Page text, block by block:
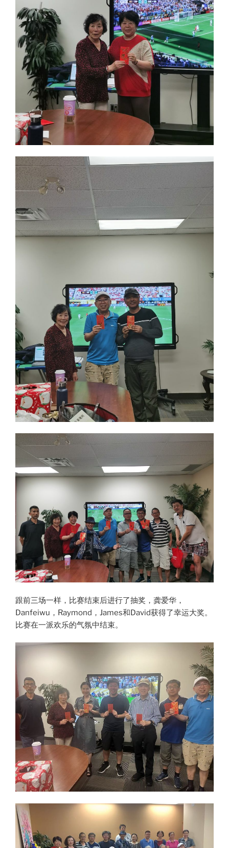
跟前三场一样，比赛结束后进行了抽奖，龚爱华，
Danfeiwu，Raymond，James和David获得了幸运大奖。
比赛在一派欢乐的气氛中结束。